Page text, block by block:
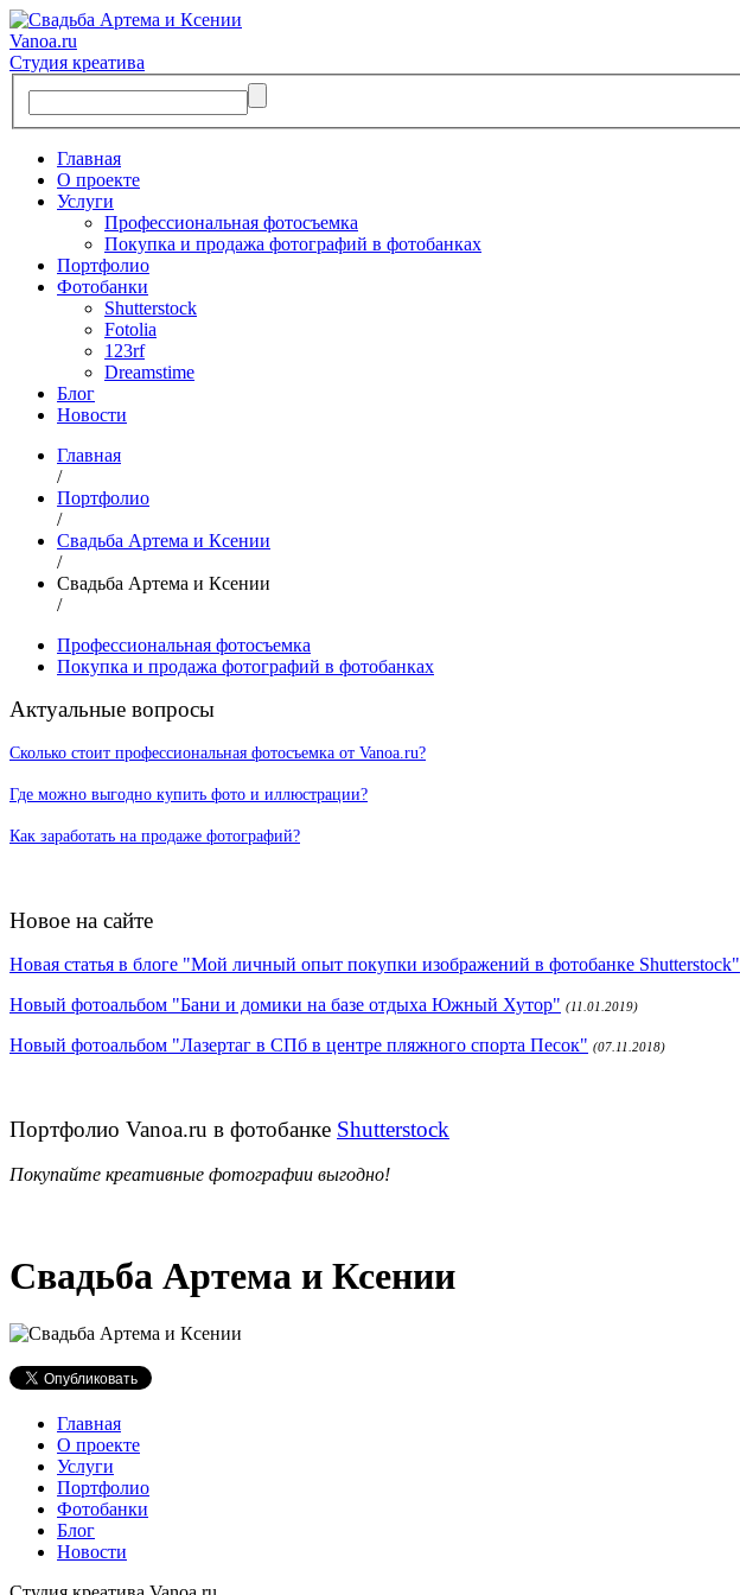
Vanoa.ru
Студия креатива
Главная
О проекте
Услуги
Профессиональная фотосъемка
Покупка и продажа фотографий в фотобанках
Портфолио
Фотобанки
Shutterstock
Fotolia
123rf
Dreamstime
Блог
Новости
Главная
/
Портфолио
/
Свадьба Артема и Ксении
/
Свадьба Артема и Ксении
/
Профессиональная фотосъемка
Покупка и продажа фотографий в фотобанках
Актуальные вопросы
Сколько стоит профессиональная фотосъемка от Vanoa.ru?
Где можно выгодно купить фото и иллюстрации?
Как заработать на продаже фотографий?
Новое на сайте
Новая статья в блоге "Мой личный опыт покупки изображений в фотобанке Shutterstock"
Новый фотоальбом "Бани и домики на базе отдыха Южный Хутор" (11.01.2019)
Новый фотоальбом "Лазертаг в СПб в центре пляжного спорта Песок" (07.11.2018)
Портфолио Vanoa.ru в фотобанке Shutterstock
Покупайте креативные фотографии выгодно!
Свадьба Артема и Ксении
Главная
О проекте
Услуги
Портфолио
Фотобанки
Блог
Новости